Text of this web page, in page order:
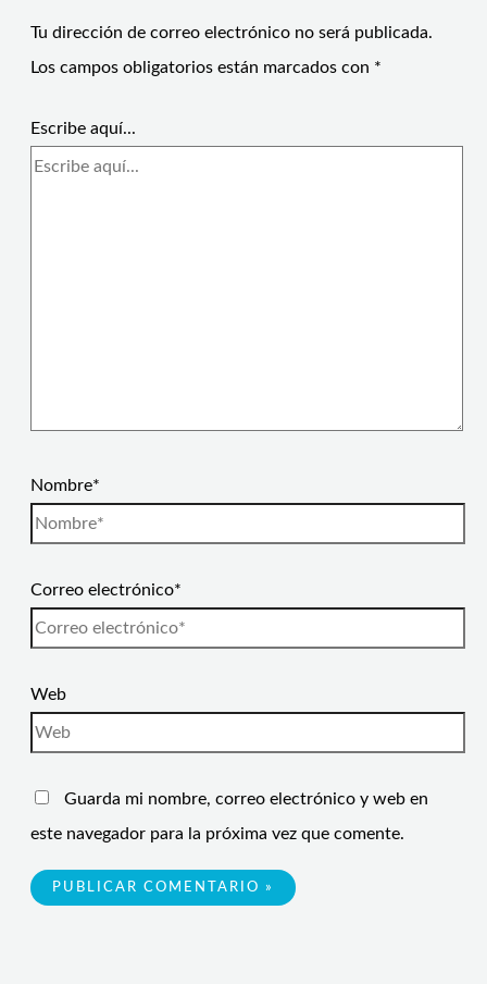
Tu dirección de correo electrónico no será publicada.
Los campos obligatorios están marcados con *
Escribe aquí...
Nombre*
Correo electrónico*
Web
Guarda mi nombre, correo electrónico y web en
este navegador para la próxima vez que comente.